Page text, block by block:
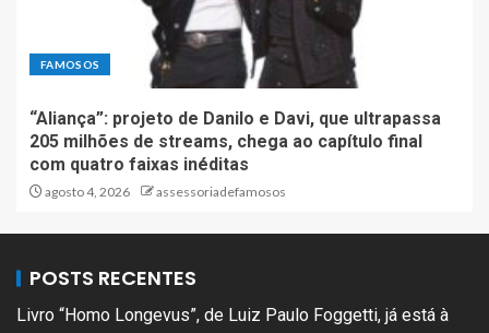
FAMOSOS
“Aliança”: projeto de Danilo e Davi, que ultrapassa
205 milhões de streams, chega ao capítulo final
com quatro faixas inéditas
agosto 4, 2026 assessoriadefamosos
POSTS RECENTES
Livro “Homo Longevus”, de Luiz Paulo Foggetti, já está à